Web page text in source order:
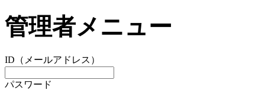
管理者メニュー
ID（メールアドレス）
パスワード